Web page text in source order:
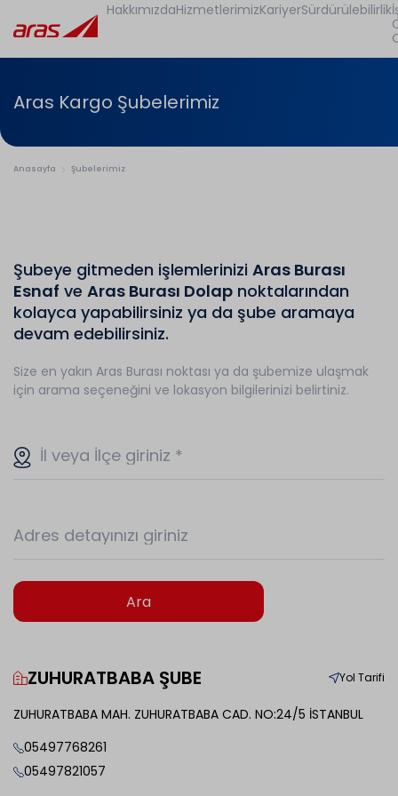
HakkımızdaHizmetlerimizKariyerSürdürülebilirlik
Aras Kargo Şubelerimiz
Anasayfa Şubelerimiz
Şubeye gitmeden işlemlerinizi Aras Burası
Esnaf ve Aras Burası Dolap noktalarından
kolayca yapabilirsiniz ya da şube aramaya
devam edebilirsiniz.
Size en yakın Aras Burası noktası ya da şubemize ulaşmak
için arama seçeneğini ve lokasyon bilgilerinizi belirtiniz.
İl veya İlçe giriniz *
Adres detayınızı giriniz
Ara
ZUHURATBABA ŞUBE Yol Tarifi
ZUHURATBABA MAH. ZUHURATBABA CAD. NO:24/5 İSTANBUL
05497768261
05497821057